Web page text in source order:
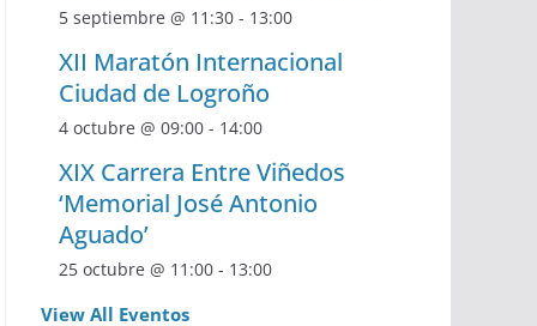
5 septiembre @ 11:30 - 13:00
XII Maratón Internacional
Ciudad de Logroño
4 octubre @ 09:00 - 14:00
XIX Carrera Entre Viñedos
‘Memorial José Antonio
Aguado’
25 octubre @ 11:00 - 13:00
View All Eventos